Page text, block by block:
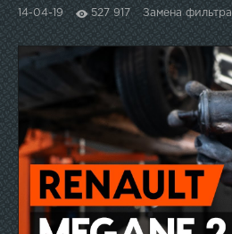
14-04-19 527 917 Замена фильтра